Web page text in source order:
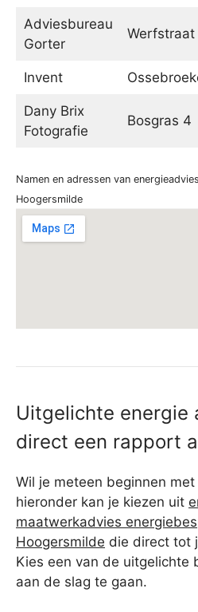
Adviesbureau
Gorter
Werfstraat
Invent
Dany Brix
Fotografie
Bosgras 4
Namen en adressen van
Hoogersmilde
Uitgelichte energie
direct een rapport
Wil je meteen beginnen
hieronder kan je kiezen uit
maatwerkadvies
Hoogersmilde die direct tot
Kies een van de uitgelichte
aan de slag te gaan.